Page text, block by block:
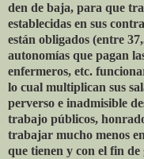
den de baja, para que
establecidas en sus
están obligados (entre
autonomías que pagan
enfermeros, etc.
lo cual multiplican sus
perverso e inadmisible
trabajo públicos,
trabajar mucho menos
que tienen y con el fin